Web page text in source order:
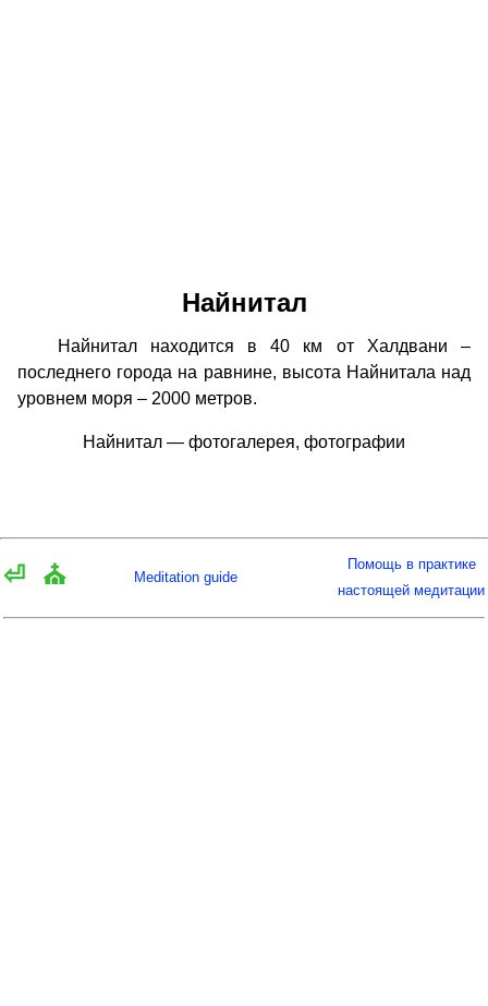
Найнитал
Найнитал находится в 40 км от Халдвани –
последнего города на равнине, высота Найнитала над
уровнем моря – 2000 метров.
Найнитал — фотогалерея, фотографии
⏎ ⛪ Meditation guide
Помощь в практике
настоящей медитации